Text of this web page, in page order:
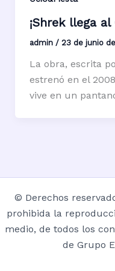
¡Shrek llega
admin / 23 de junio
La obra, escrita
estrenó en el
vive en un
© Derechos
prohibida la
medio, de todos los
de Grupo